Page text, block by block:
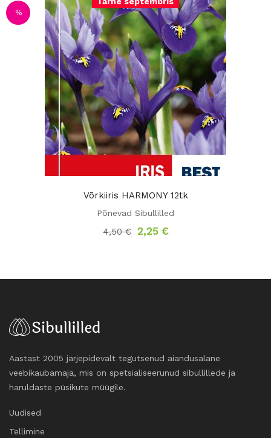
%
Võrkiiris HARMONY 12tk
Põnevad Sibullilled
4,50€ Algne
hind
2,25 €Praegune
Aastast 2005 järjepidevalt tegutsenud aiandusalane
veebikaubamaja, mis on spetsialiseerunud sibullillede ja
haruldaste püsikute müügile.
Uudised
Tellimine